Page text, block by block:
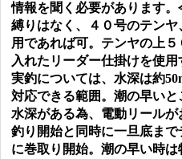
情報を聞く必要があります
縛りはなく、４０号のテン
用であれば可。テンヤの上
入れたリーダー仕掛けを使用
実釣については、水深は約
対応できる範囲。潮の早い
水深がある為、電動リールが
釣り開始と同時に一旦底ま
に巻取り開始。潮の早い時